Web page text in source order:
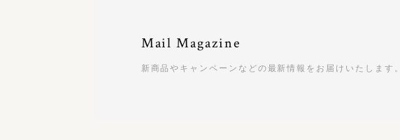
Mail Magazine
新商品やキャンペーンなどの最新情報をお届けいたします。